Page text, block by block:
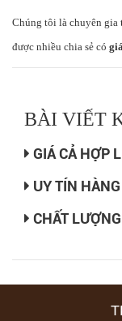
Chúng tôi là chuyên gia
được nhiều chia sẻ có
BÀI VIẾT
GIÁ CẢ HỢP
UY TÍN
CHẤT